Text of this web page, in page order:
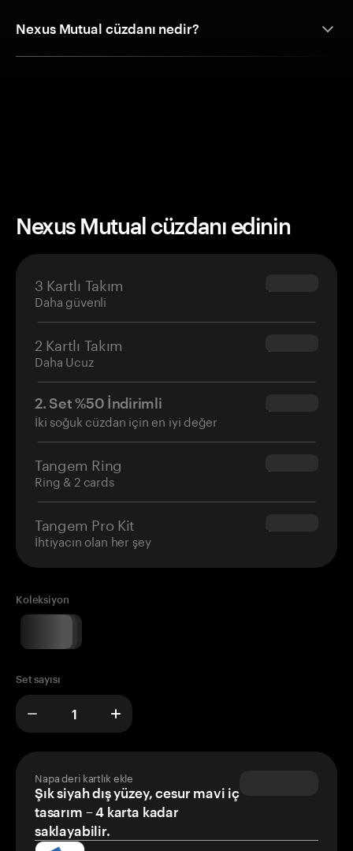
Nexus Mutual cüzdanı nedir?
Nexus Mutual cüzdanı edinin
3 Kartlı Takım
Daha güvenli
$69.90
2 Kartlı Takım
Daha Ucuz
$54.90
2. Set %50 İndirimli
İki soğuk cüzdan için en iyi değer
$34.95
Tangem Ring
Ring & 2 cards
$160.00
Tangem Pro Kit
İhtiyacın olan her şey
$180.00
Koleksiyon
Set sayısı
Napa deri kartlık ekle
Şık siyah dış yüzey, cesur mavi iç
tasarım – 4 karta kadar
saklayabilir.